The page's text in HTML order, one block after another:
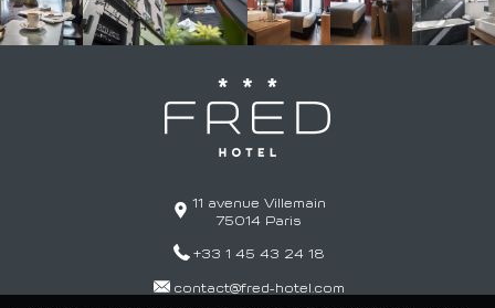
11 avenue Villemain
75014 Paris
+33 1 45 43 24 18
contact@fred-hotel.com